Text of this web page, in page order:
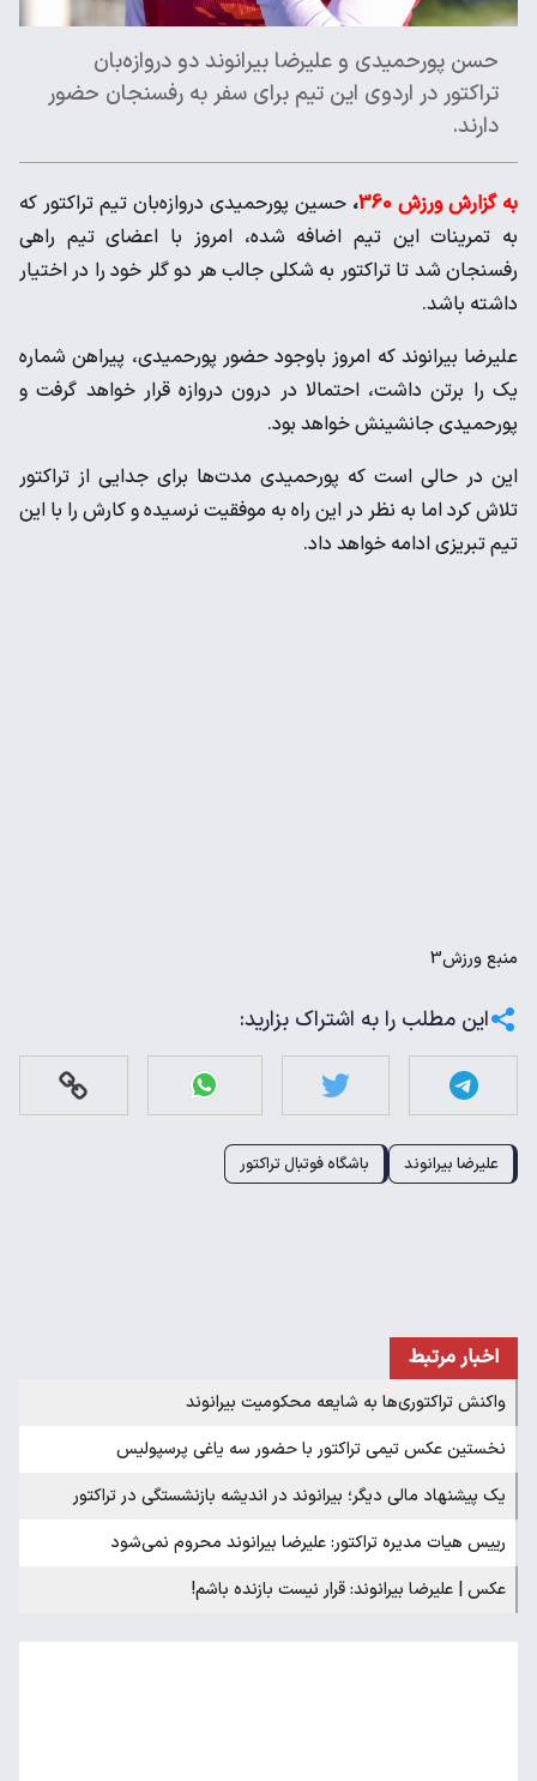
حسن پورحمیدی و علیرضا بیرانوند دو دروازه‌بان
تراکتور در اردوی این تیم برای سفر به رفسنجان حضور
دارند.
به گزارش ورزش 360 ، حسین پورحمیدی دروازه‌بان تیم تراکتور که
به تمرینات این تیم اضافه شده، امروز با اعضای تیم راهی
رفسنجان شد تا تراکتور به شکلی جالب هر دو گلر خود را در اختیار
داشته باشد.
علیرضا بیرانوند که امروز باوجود حضور پورحمیدی، پیراهن شماره
یک را برتن داشت، احتمالا در درون دروازه قرار خواهد گرفت و
پورحمیدی جانشینش خواهد بود.
این در حالی است که پورحمیدی مدت‌ها برای جدایی از تراکتور
تلاش کرد اما به نظر در این راه به موفقیت نرسیده و کارش را با این
تیم تبریزی ادامه خواهد داد.
منبعورزش3
این مطلب را به اشتراک بزارید:
علیرضا بیرانوند باشگاه فوتبال تراکتور
اخبار مرتبط
واکنش تراکتوری‌ها به شایعه محکومیت بیرانوند
نخستین عکس تیمی تراکتور با حضور سه یاغی پرسپولیس
یک پیشنهاد مالی دیگر؛ بیرانوند در اندیشه بازنشستگی در تراکتور
رییس هیات مدیره تراکتور: علیرضا بیرانوند محروم نمی‌شود
عکس | علیرضا بیرانوند: قرار نیست بازنده باشم!